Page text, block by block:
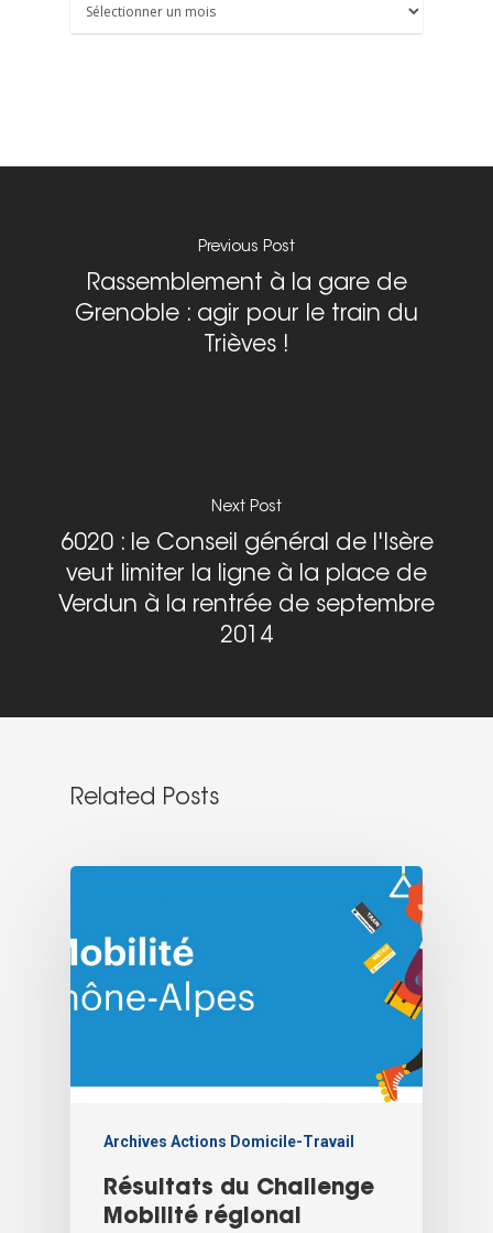
Archives
Previous Post
Rassemblement à la gare de
Grenoble : agir pour le train du
Trièves !
Next Post
6020 : le Conseil général de l'Isère
veut limiter la ligne à la place de
Verdun à la rentrée de septembre
2014
Related Posts
Archives Actions Domicile-Travail
Résultats du Challenge
Mobilité régional